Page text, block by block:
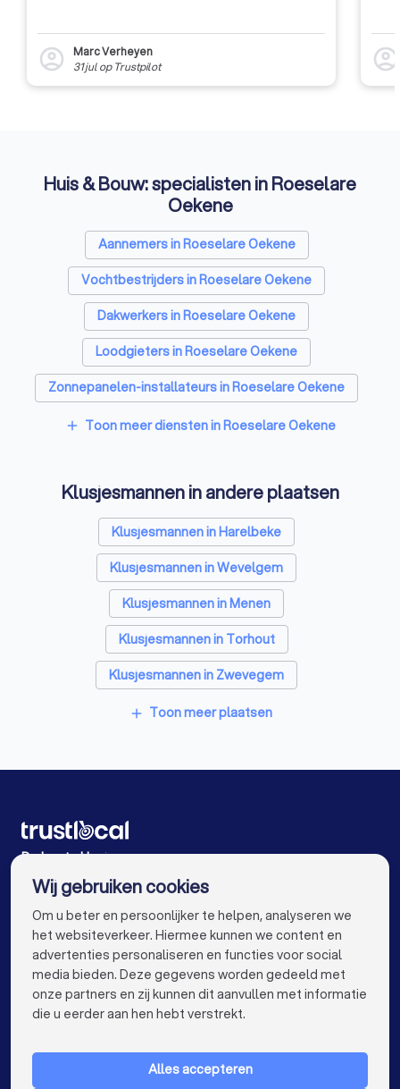
account_circle
Marc Verheyen
31 julop Trustpilot account_circle
Huis & Bouw: specialisten in Roeselare
Oekene
Aannemers in Roeselare Oekene
Vochtbestrijders in Roeselare Oekene
Dakwerkers in Roeselare Oekene
Loodgieters in Roeselare Oekene
Zonnepanelen-installateurs in Roeselare Oekene
Vloerverwarming-installateurs in Roeselare Oekene
Ramen en deuren specialisten in Roeselare Oekene
Laadpaal installateurs in Roeselare Oekene
Zonwering specialisten in Roeselare Oekene
Schrijnwerkers in Roeselare Oekene
Warmtepomp installateurs in Roeselare Oekene
Badkamer installateurs in Roeselare Oekene
Glashandels in Roeselare Oekene
add Toon meer diensten in Roeselare Oekene
Klusjesmannen in andere plaatsen
Klusjesmannen in Harelbeke
Klusjesmannen in Wevelgem
Klusjesmannen in Menen
Klusjesmannen in Torhout
Klusjesmannen in Zwevegem
Klusjesmannen in Wervik
Klusjesmannen in Anzegem
Klusjesmannen in Koekelare
Klusjesmannen in Antwerpen
Klusjesmannen in Gent
Klusjesmannen in Brugge
Klusjesmannen in Leuven
Klusjesmannen in Aalst
Klusjesmannen in Mechelen
Klusjesmannen in Sint-Niklaas
add Toon meer plaatsen
De beste klusjesmannen voor u
VOOR PARTICULIEREN keyboard_arrow_down
Wij gebruiken cookies
Om u beter en persoonlijker te helpen, analyseren we
het websiteverkeer. Hiermee kunnen we content en
advertenties personaliseren en functies voor social
media bieden. Deze gegevens worden gedeeld met
onze partners en zij kunnen dit aanvullen met informatie
die u eerder aan hen hebt verstrekt.
Alles accepteren